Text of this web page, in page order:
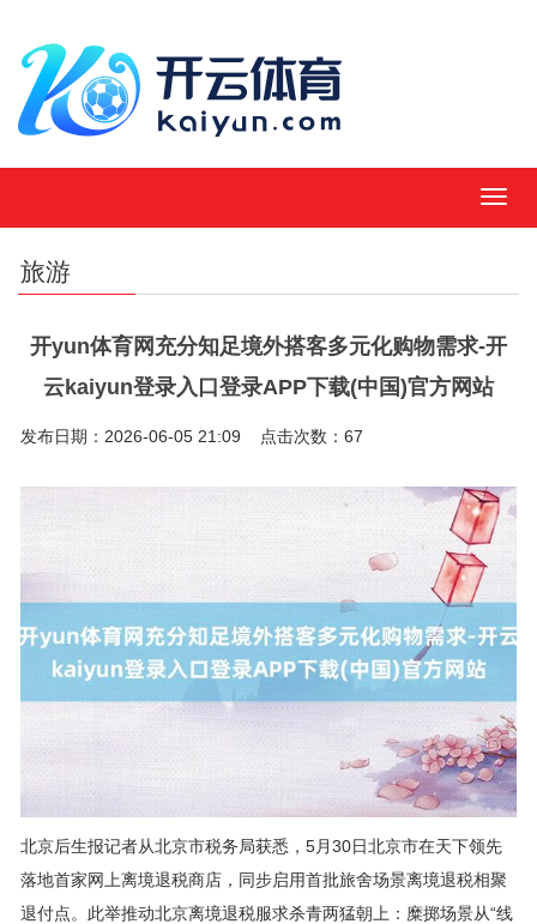
旅游
开yun体育网充分知足境外搭客多元化购物需求-开
云kaiyun登录入口登录APP下载(中国)官方网站
发布日期：2026-06-05 21:09 点击次数：67
北京后生报记者从北京市税务局获悉，5月30日北京市在天下领先
落地首家网上离境退税商店，同步启用首批旅舍场景离境退税相聚
退付点。此举推动北京离境退税服求杀青两猛朝上：糜掷场景从“线